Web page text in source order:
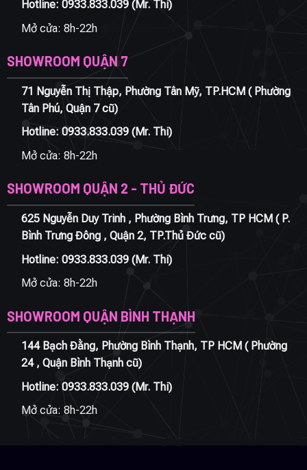
Hotline: 0933.833.039(Mr. Thi)
Mở cửa: 8h-22h
SHOWROOM QUẬN 7
71 Nguyễn Thị Thập, Phường Tân Mỹ, TP.HCM ( Phường
Tân Phú, Quận 7 cũ)
Hotline: 0933.833.039(Mr. Thi)
Mở cửa: 8h-22h
SHOWROOM QUẬN 2 - THỦ ĐỨC
625 Nguyễn Duy Trinh , Phường Bình Trưng, TP HCM ( P.
Bình Trưng Đông , Quận 2, TP.Thủ Đức cũ)
Hotline: 0933.833.039(Mr. Thi)
Mở cửa: 8h-22h
SHOWROOM QUẬN BÌNH THẠNH
144 Bạch Đằng, Phường Bình Thạnh, TP HCM ( Phường
24 , Quận Bình Thạnh cũ)
Hotline: 0933.833.039(Mr. Thi)
Mở cửa: 8h-22h